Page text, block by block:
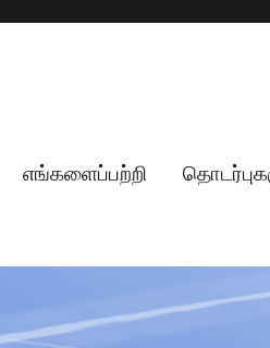
எங்களைப்பற்றி